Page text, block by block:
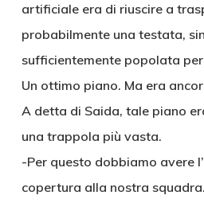
artificiale era di riuscire a
probabilmente una testata,
sufficientemente popolata
Un ottimo piano. Ma era
A detta di Saida, tale piano
una trappola più vasta.
-Per questo dobbiamo avere
copertura alla nostra